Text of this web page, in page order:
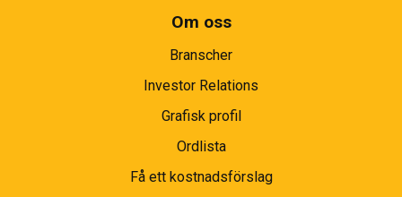
Om oss
Branscher
Investor Relations
Grafisk profil
Ordlista
Få ett kostnadsförslag